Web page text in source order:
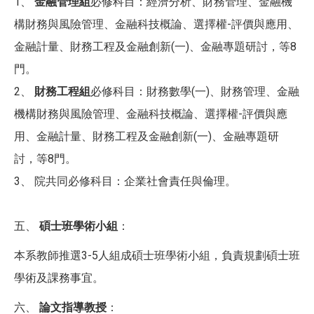
構財務與風險管理、金融科技概論、選擇權-評價與應用、
金融計量、財務工程及金融創新(一)、金融專題研討，等8
門。
2、 財務工程組必修科目：財務數學(一)、財務管理、金融
機構財務與風險管理、金融科技概論、選擇權-評價與應
用、金融計量、財務工程及金融創新(一)、金融專題研
討，等8門。
3、 院共同必修科目：企業社會責任與倫理。
五、 碩士班學術小組 ：
本系教師推選3-5人組成碩士班學術小組，負責規劃碩士班
學術及課務事宜。
六、 論文指導教授 ：